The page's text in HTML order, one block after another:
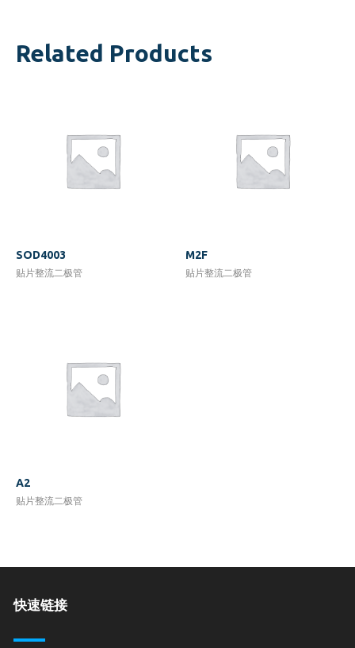
Related Products
SOD4003
贴片整流二极管
M2F
贴片整流二极管
A2
贴片整流二极管
快速链接